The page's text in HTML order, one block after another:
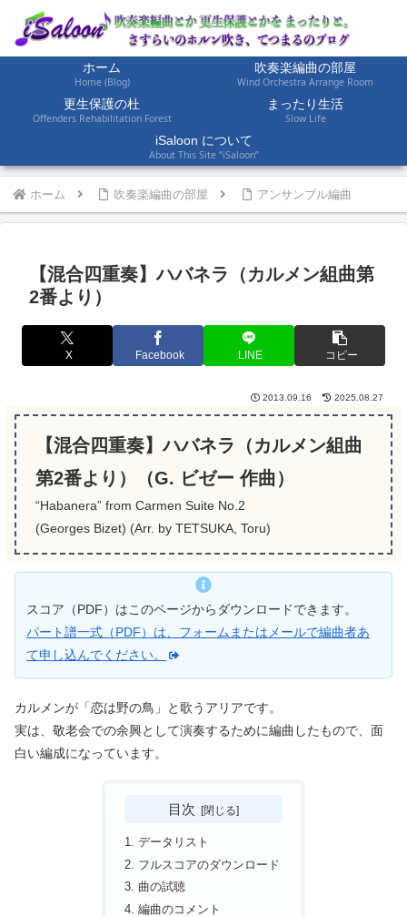
ホーム
Home (Blog)
吹奏楽編曲の部屋
Wind Orchestra Arrange Room
更生保護の杜
Offenders Rehabilitation Forest
まったり生活
Slow Life
iSaloon について
About This Site “iSaloon”
ホーム 吹奏楽編曲の部屋 アンサンブル編曲
【混合四重奏】ハバネラ（カルメン組曲第
2番より）
X Facebook LINE コピー
2013.09.16 2025.08.27
【混合四重奏】ハバネラ（カルメン組曲
第2番より）（G. ビゼー 作曲）
“Habanera” from Carmen Suite No.2
(Georges Bizet) (Arr. by TETSUKA, Toru)
スコア（PDF）はこのページからダウンロードできます。
パート譜一式（PDF）は、フォームまたはメールで編曲者あ
て申し込んでください。
カルメンが「恋は野の鳥」と歌うアリアです。
実は、敬老会での余興として演奏するために編曲したもので、面
白い編成になっています。
目次
データリスト
フルスコアのダウンロード
曲の試聴
編曲のコメント